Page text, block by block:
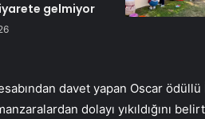
gelmiyor
davet yapan Oscar
dolayı yıkıldığını